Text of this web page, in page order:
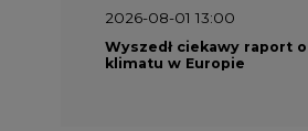
2026-08-01 13:00
Wyszedł ciekawy raport
klimatu w Europie